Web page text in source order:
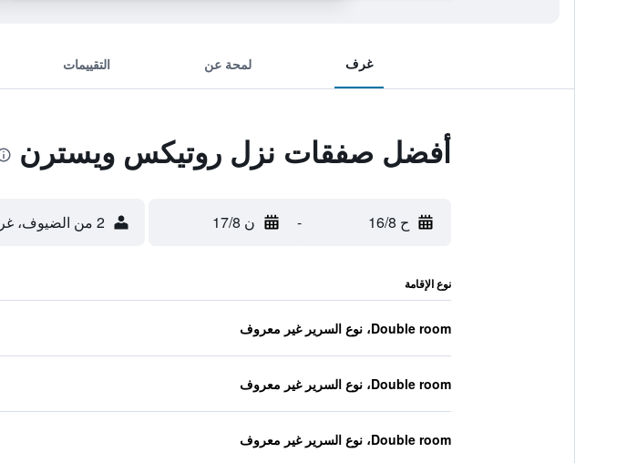
غرف لمحة عن التقييمات
أفضل صفقات نزل روتيكس ويسترن
ح 16/8 - ن 17/8 2 من الضيوف، غرفة واحدة
نوع الإقامة
Double room، نوع السرير غير معروف
Double room، نوع السرير غير معروف
Double room، نوع السرير غير معروف